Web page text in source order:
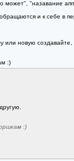
"назавание
и к себе в
новую создавайте,
:)
:)